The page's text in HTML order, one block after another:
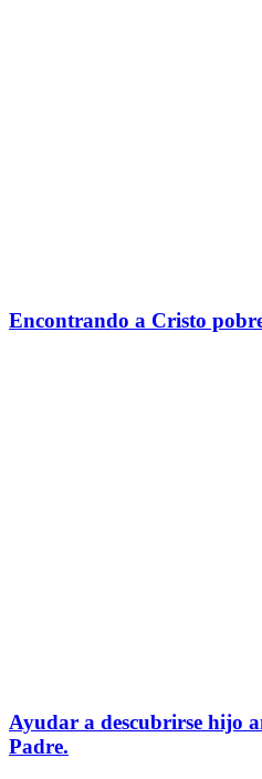
Encontrando a Cristo
Ayudar a descubrirse hijo
Padre.